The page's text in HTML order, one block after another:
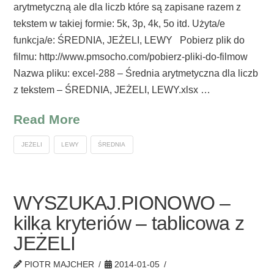
arytmetyczną ale dla liczb które są zapisane razem z
tekstem w takiej formie: 5k, 3p, 4k, 5o itd. Użyta/e
funkcja/e: ŚREDNIA, JEŻELI, LEWY Pobierz plik do
filmu: http://www.pmsocho.com/pobierz-pliki-do-filmow
Nazwa pliku: excel-288 – Średnia arytmetyczna dla liczb
z tekstem – ŚREDNIA, JEŻELI, LEWY.xlsx …
Read More
JEŻELI LEWY ŚREDNIA
WYSZUKAJ.PIONOWO –
kilka kryteriów – tablicowa z
JEŻELI
PIOTR MAJCHER
2014-01-05